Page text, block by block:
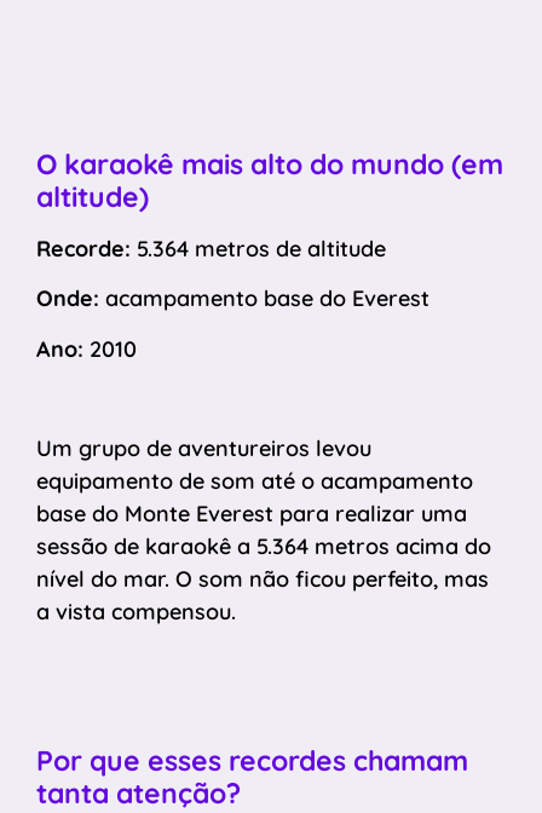
O karaokê mais alto do mundo (em
altitude)
Recorde: 5.364 metros de altitude
Onde: acampamento base do Everest
Ano: 2010
Um grupo de aventureiros levou
equipamento de som até o acampamento
base do Monte Everest para realizar uma
sessão de karaokê a 5.364 metros acima do
nível do mar. O som não ficou perfeito, mas
a vista compensou.
Por que esses recordes chamam
tanta atenção?